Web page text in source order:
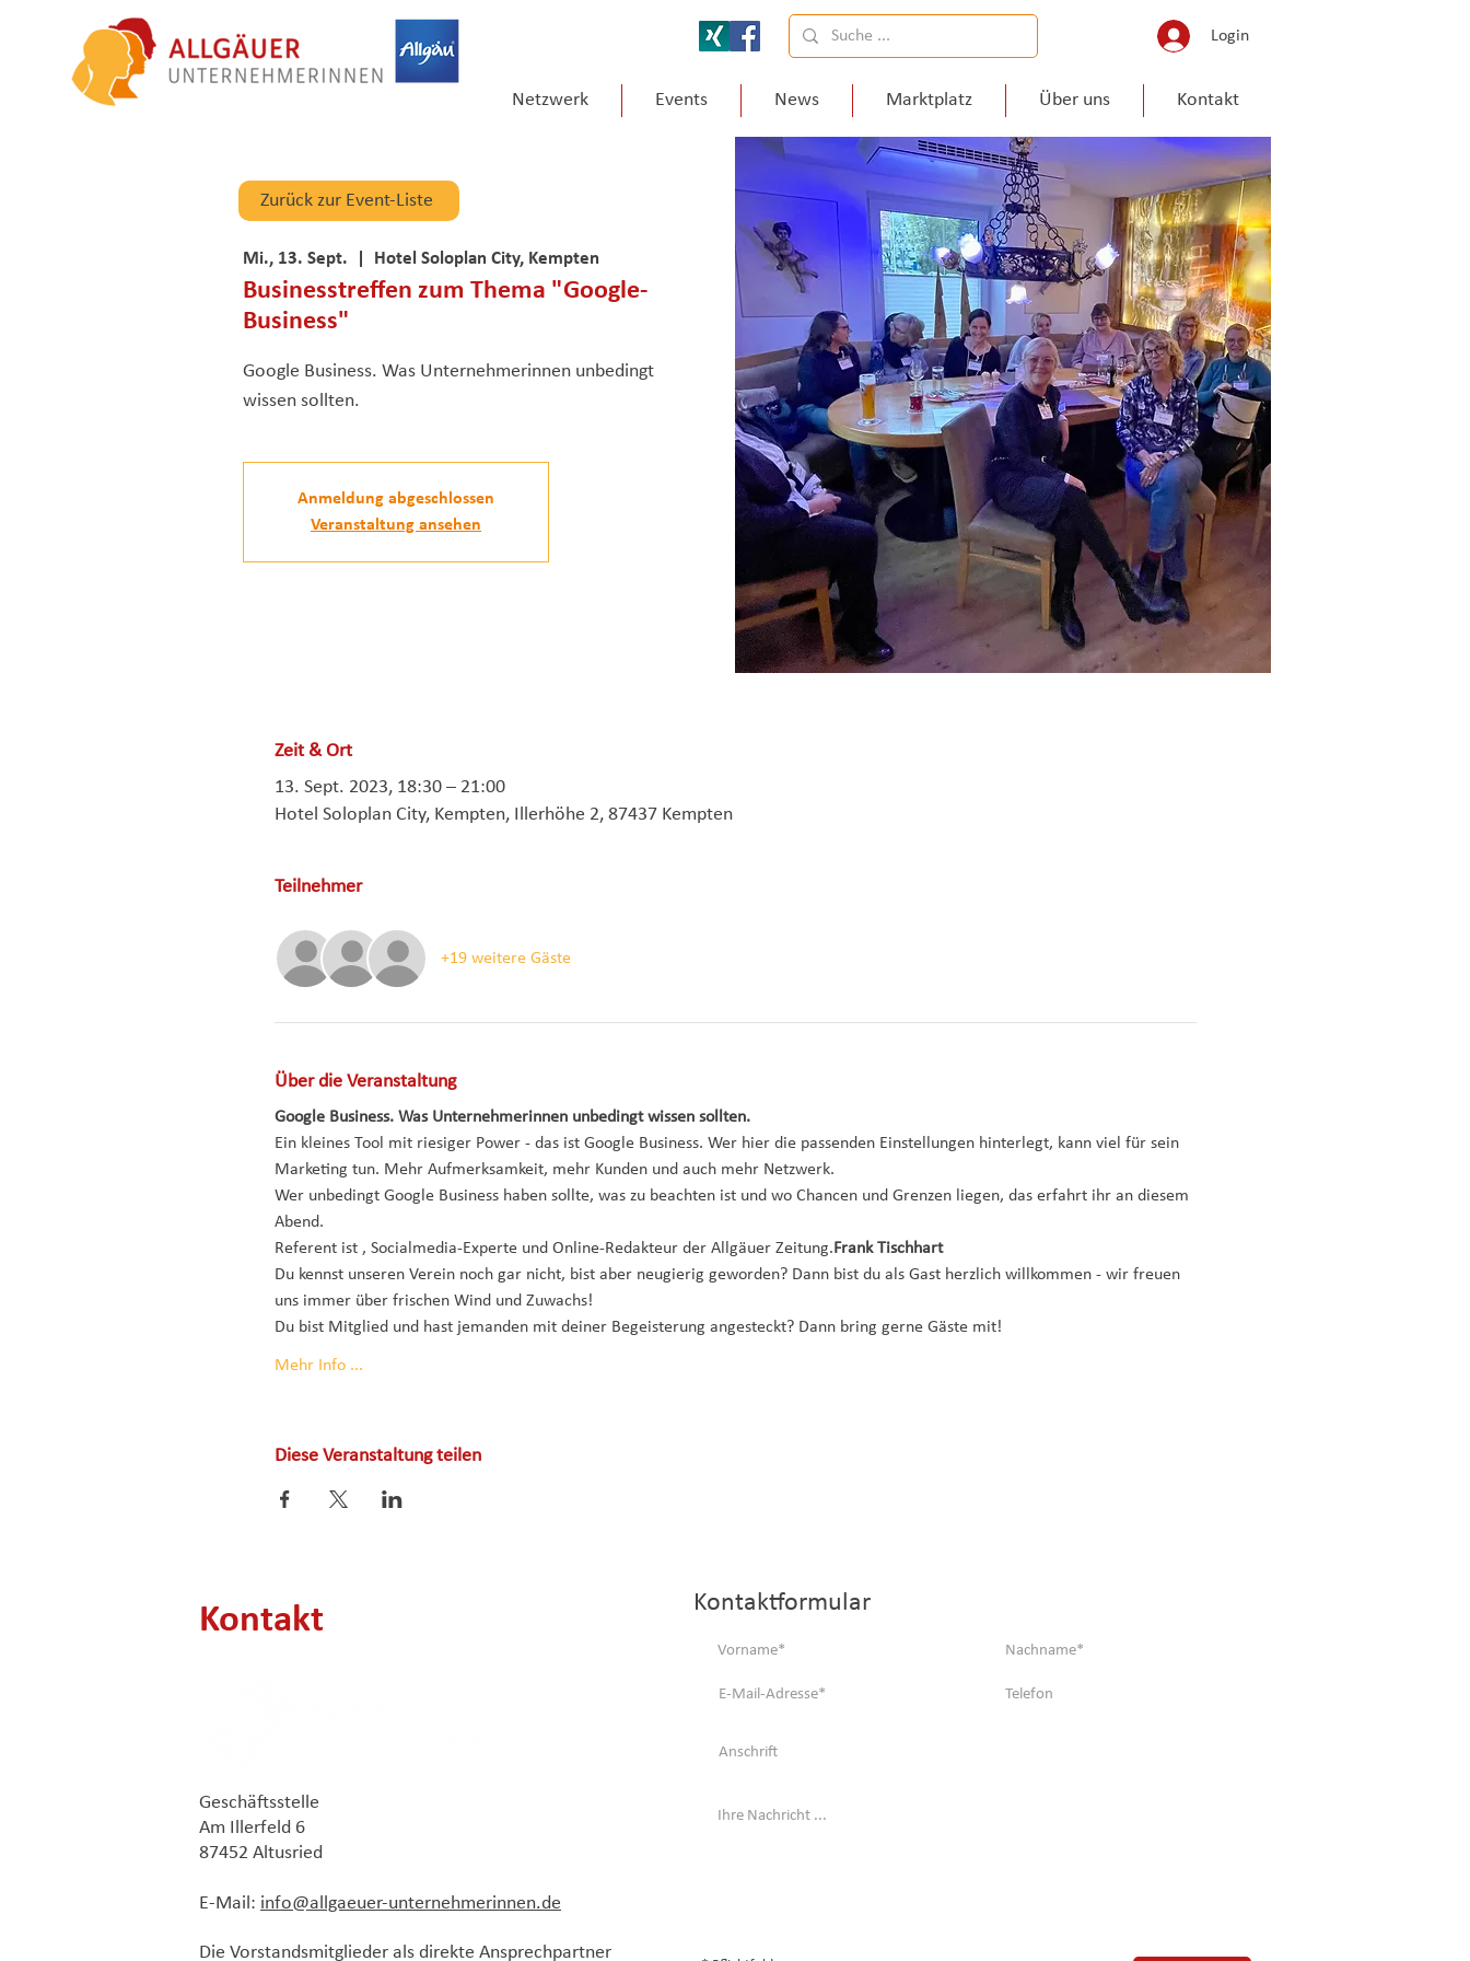
Login
Netzwerk Events News Marktplatz Über uns Kontakt
Mi., 13. Sept. Hotel Soloplan City, Kempten
Businesstreffen zum Thema "Google-
Business"
Google Business. Was Unternehmerinnen unbedingt
wissen sollten.
Anmeldung abgeschlossen
Veranstaltung ansehen
Zeit & Ort
13. Sept. 2023, 18:30 – 21:00
Hotel Soloplan City, Kempten, Illerhöhe 2, 87437 Kempten
Teilnehmer
+19 weitere Gäste
Über die Veranstaltung
Google Business. Was Unternehmerinnen unbedingt wissen sollten.
Ein kleines Tool mit riesiger Power - das ist Google Business. Wer hier die passenden Einstellungen hinterlegt, kann viel für sein
Marketing tun. Mehr Aufmerksamkeit, mehr Kunden und auch mehr Netzwerk.
Wer unbedingt Google Business haben sollte, was zu beachten ist und wo Chancen und Grenzen liegen, das erfahrt ihr an diesem
Abend.
Referent ist , Socialmedia-Experte und Online-Redakteur der Allgäuer Zeitung. Frank Tischhart
Du kennst unseren Verein noch gar nicht, bist aber neugierig geworden? Dann bist du als Gast herzlich willkommen - wir freuen
uns immer über frischen Wind und Zuwachs!
Du bist Mitglied und hast jemanden mit deiner Begeisterung angesteckt? Dann bring gerne Gäste mit!
Mehr Info ...
Diese Veranstaltung teilen
Zurück zur Event-Liste
Kontakt
Geschäftsstelle
Am Illerfeld 6
87452 Altusried
E-Mail: info@allgaeuer-unternehmerinnen.de
Die Vorstandsmitglieder als direkte Ansprechpartner
Kontaktformular